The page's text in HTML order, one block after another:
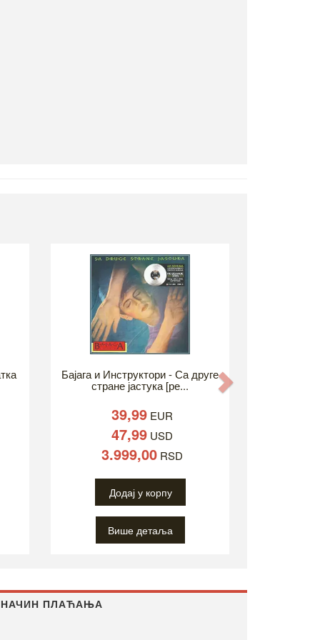
Бајага и Инструктори - Са друге
стране јастука [ре...
39,99EUR
47,99USD
3.999,00RSD
Додај у корпу
Више детаља
НАЧИН ПЛАЋАЊА